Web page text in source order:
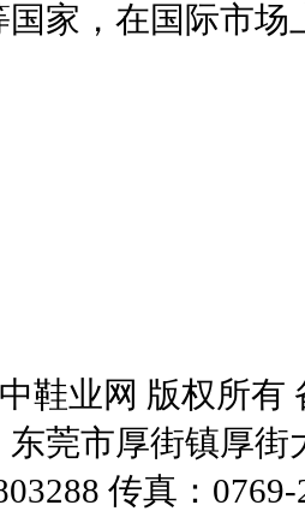
家，在国际市场
鞋业网 版权所有
莞市厚街镇厚
传真：0769-